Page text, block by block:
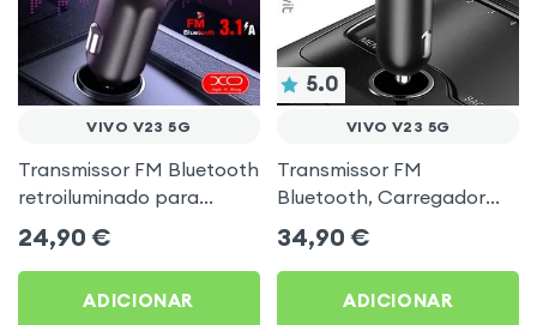
VIVO V23 5G
Transmissor FM Bluetooth
retroiluminado para
automóvel com
carregamento USB C
Preto
24,90 €
ADICIONAR
5.0
VIVO V23 5G
Transmissor FM
Bluetooth, Carregador
para automóvel Muvit
Preto para Vivo V23 5G
34,90 €
ADICIONAR